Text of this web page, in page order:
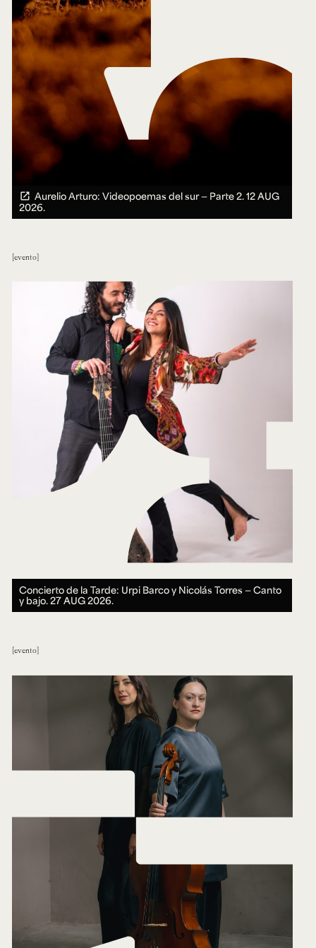
Aurelio Arturo: Videopoemas del sur — Parte 2.12 AUG
2026.
evento
Concierto de la Tarde: Urpi Barco y Nicolás Torres — Canto
y bajo.27 AUG 2026.
evento